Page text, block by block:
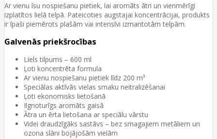
Ar vienu īsu nospiešanu pietiek, lai aromāts ātri un vienmērīgi
izplatītos lielā telpā. Pateicoties augstajai koncentrācijai, produkts
ir īpaši piemērots plašām vai intensīvi izmantotām telpām.
Galvenās priekšrocības
Liels tilpums – 600 ml
Ļoti koncentrēta formula
Ar vienu nospiešanu pietiek līdz 200 m³
Speciālas aktīvās vielas smaku neitralizēšanai
Ļoti ekonomisks lietošanā
Ilgnoturīgs aromāts gaisā
Ātra un ērta lietošana ar speciālu vārstu
Videi draudzīgāks sastāvs – bez smagajiem metāliem un
ozona slāni bojājošām vielām